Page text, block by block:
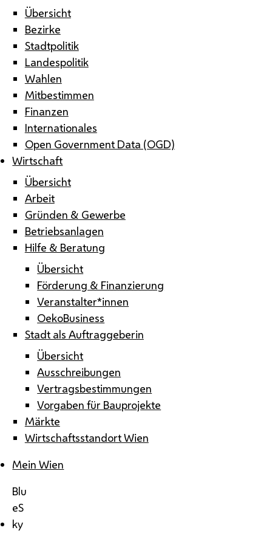
Übersicht
Bezirke
Stadtpolitik
Landespolitik
Wahlen
Mitbestimmen
Finanzen
Internationales
Open Government Data (OGD)
Wirtschaft
Übersicht
Arbeit
Gründen & Gewerbe
Betriebsanlagen
Hilfe & Beratung
Übersicht
Förderung & Finanzierung
Veranstalter*innen
OekoBusiness
Stadt als Auftraggeberin
Übersicht
Ausschreibungen
Vertragsbestimmungen
Vorgaben für Bauprojekte
Märkte
Wirtschaftsstandort Wien
Mein Wien
Blu
eS
ky